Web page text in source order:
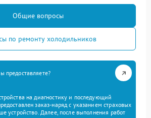
Общие вопросы
по ремонту холодильников
предоставляете?
на диагностику и последующий
заказ-наряд с указанием страховых
устройство. Далее, после выполнения работ